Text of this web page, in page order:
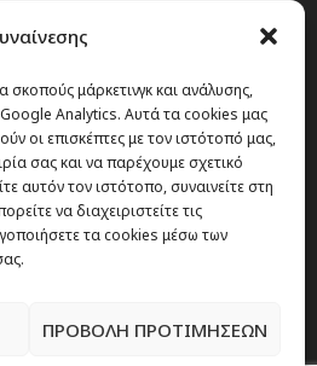
σκοπούς μάρκετινγκ και ανάλυσης,
Analytics. Αυτά τα cookies μας
οι επισκέπτες με τον ιστότοπό μας,
σας και να παρέχουμε σχετικό
αυτόν τον ιστότοπο, συναινείτε στη
να διαχειριστείτε τις
τα cookies μέσω των
ΠΡΟΒΟΛΗ ΠΡΟΤΙΜΗΣΕΩΝ